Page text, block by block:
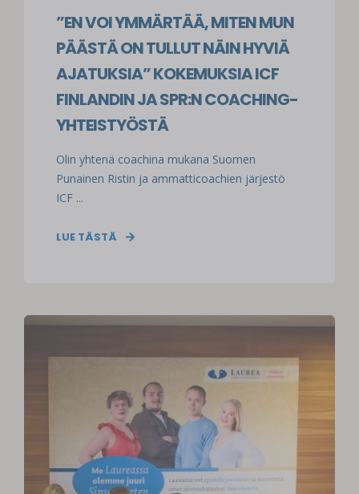
”EN VOI YMMÄRTÄÄ, MITEN MUN
PÄÄSTÄ ON TULLUT NÄIN HYVIÄ
AJATUKSIA” KOKEMUKSIA ICF
FINLANDIN JA SPR:N COACHING-
YHTEISTYÖSTÄ
Olin yhtenä coachina mukana Suomen
Punainen Ristin ja ammatticoachien järjestö
ICF ...
LUE TÄSTÄ